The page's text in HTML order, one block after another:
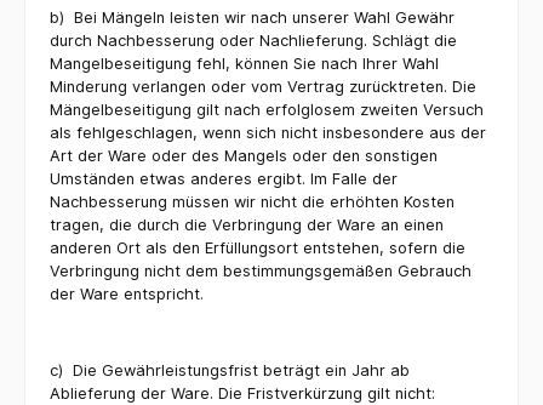
b) Bei Mängeln leisten wir nach unserer Wahl Gewähr
durch Nachbesserung oder Nachlieferung. Schlägt die
Mangelbeseitigung fehl, können Sie nach Ihrer Wahl
Minderung verlangen oder vom Vertrag zurücktreten. Die
Mängelbeseitigung gilt nach erfolglosem zweiten Versuch
als fehlgeschlagen, wenn sich nicht insbesondere aus der
Art der Ware oder des Mangels oder den sonstigen
Umständen etwas anderes ergibt. Im Falle der
Nachbesserung müssen wir nicht die erhöhten Kosten
tragen, die durch die Verbringung der Ware an einen
anderen Ort als den Erfüllungsort entstehen, sofern die
Verbringung nicht dem bestimmungsgemäßen Gebrauch
der Ware entspricht.
c) Die Gewährleistungsfrist beträgt ein Jahr ab
Ablieferung der Ware. Die Fristverkürzung gilt nicht: